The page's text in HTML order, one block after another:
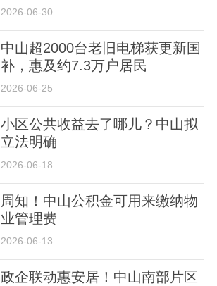
2026-06-30
中山超2000台老旧电梯获更新国
补，惠及约7.3万户居民
2026-06-25
小区公共收益去了哪儿？中山拟
立法明确
2026-06-18
周知！中山公积金可用来缴纳物
业管理费
2026-06-13
政企联动惠安居！中山南部片区